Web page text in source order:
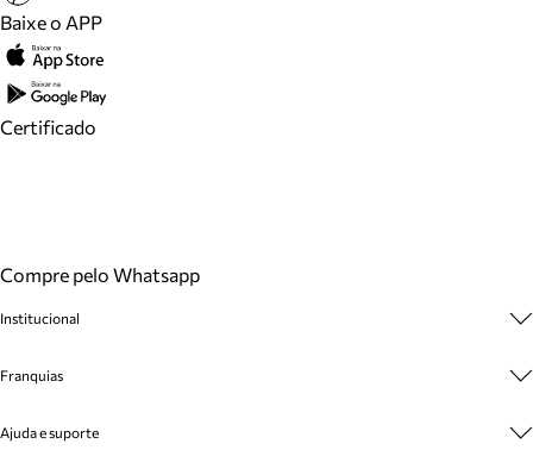
Baixe o APP
Certificado
Compre pelo Whatsapp
Institucional
Cashback
Venda Corporativa
Franquias
Plano de Negócio
Ajuda e suporte